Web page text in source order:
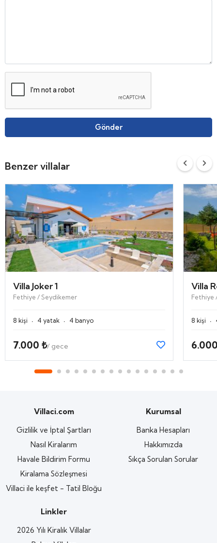
Gönder
Benzer villalar
Villa Joker 1
Fethiye / Seydikemer
8 kişi · 4 yatak · 4 banyo
7.000 ₺/ gece
Villa
Fethiye
8 kişi ·
Villaci.com
Gizlilik ve İptal Şartları
Nasıl Kiralarım
Havale Bildirim Formu
Kiralama Sözleşmesi
Villaci ile keşfet - Tatil Bloğu
Kurumsal
Banka Hesapları
Hakkımızda
Sıkça Sorulan Sorular
Linkler
2026 Yılı Kiralık Villalar